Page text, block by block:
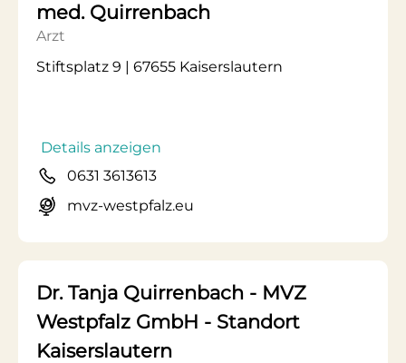
med. Quirrenbach
Arzt
Stiftsplatz 9 | 67655 Kaiserslautern
Details anzeigen
0631 3613613
mvz-westpfalz.eu
Dr. Tanja Quirrenbach - MVZ
Westpfalz GmbH - Standort
Kaiserslautern